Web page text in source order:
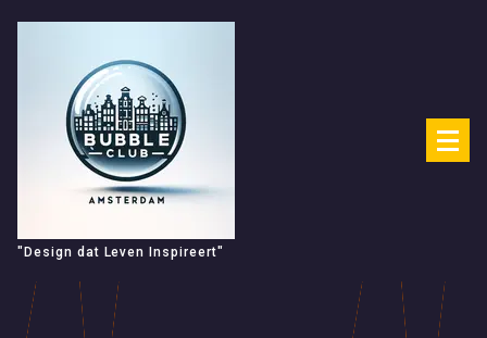
"Design dat Leven Inspireert"